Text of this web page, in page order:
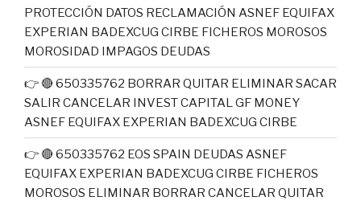
PROTECCIÓN DATOS RECLAMACIÓN ASNEF EQUIFAX
EXPERIAN BADEXCUG CIRBE FICHEROS MOROSOS
MOROSIDAD IMPAGOS DEUDAS
👉 🔴 650335762 BORRAR QUITAR ELIMINAR SACAR
SALIR CANCELAR INVEST CAPITAL GF MONEY
ASNEF EQUIFAX EXPERIAN BADEXCUG CIRBE
👉 🔴 650335762 EOS SPAIN DEUDAS ASNEF
EQUIFAX EXPERIAN BADEXCUG CIRBE FICHEROS
MOROSOS ELIMINAR BORRAR CANCELAR QUITAR